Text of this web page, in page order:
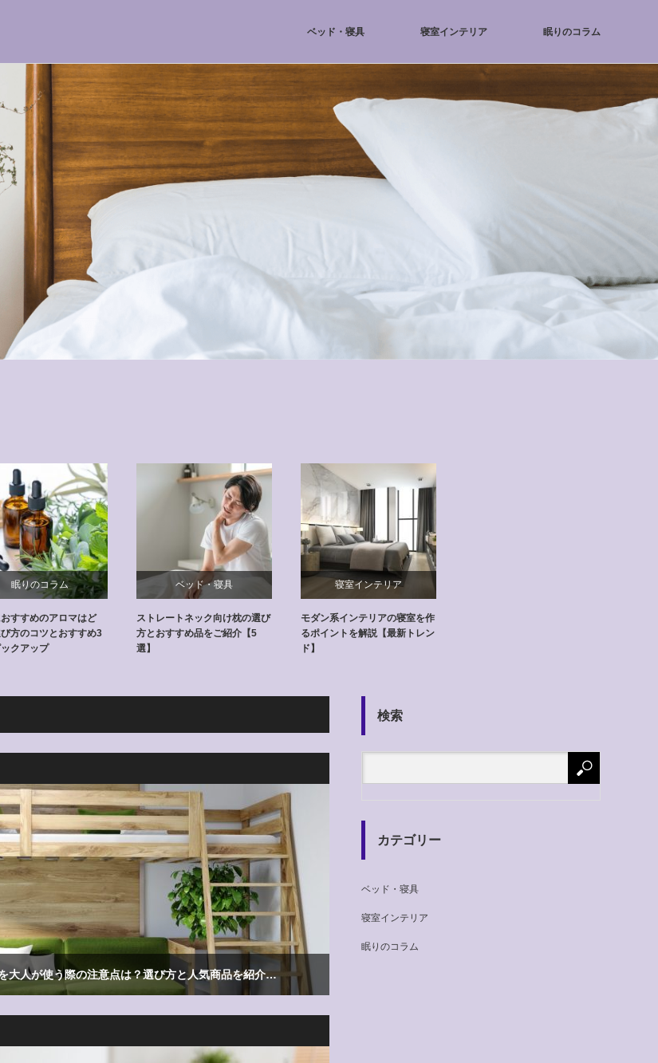
ベッド・寝具 寝室インテリア 眠りのコラム
眠りのコラム
すすめのアロマはど
方のコツとおすすめ3
クアップ
ベッド・寝具
ストレートネック向け枕の選び
方とおすすめ品をご紹介【5
選】
寝室インテリア
モダン系インテリアの寝室を作
るポイントを解説【最新トレン
ド】
大人が使う際の注意点は？選び方と人気商品を紹介…
検索
カテゴリー
ベッド・寝具
寝室インテリア
眠りのコラム